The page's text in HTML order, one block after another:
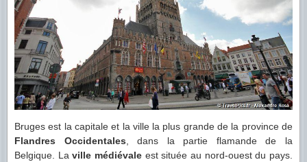
Bruges est la capitale et la ville la plus grande de la province de
Flandres Occidentales, dans la partie flamande de la
Belgique. Laville médiévale est située au nord-ouest du pays.